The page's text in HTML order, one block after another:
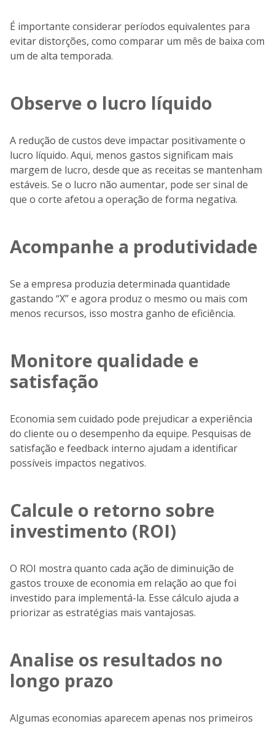
É importante considerar períodos equivalentes para
evitar distorções, como comparar um mês de baixa com
um de alta temporada.
Observe o lucro líquido
A redução de custos deve impactar positivamente o
lucro líquido. Aqui, menos gastos significam mais
margem de lucro, desde que as receitas se mantenham
estáveis. Se o lucro não aumentar, pode ser sinal de
que o corte afetou a operação de forma negativa.
Acompanhe a produtividade
Se a empresa produzia determinada quantidade
gastando “X” e agora produz o mesmo ou mais com
menos recursos, isso mostra ganho de eficiência.
Monitore qualidade e
satisfação
Economia sem cuidado pode prejudicar a experiência
do cliente ou o desempenho da equipe. Pesquisas de
satisfação e feedback interno ajudam a identificar
possíveis impactos negativos.
Calcule o retorno sobre
investimento (ROI)
O ROI mostra quanto cada ação de diminuição de
gastos trouxe de economia em relação ao que foi
investido para implementá-la. Esse cálculo ajuda a
priorizar as estratégias mais vantajosas.
Analise os resultados no
longo prazo
Algumas economias aparecem apenas nos primeiros